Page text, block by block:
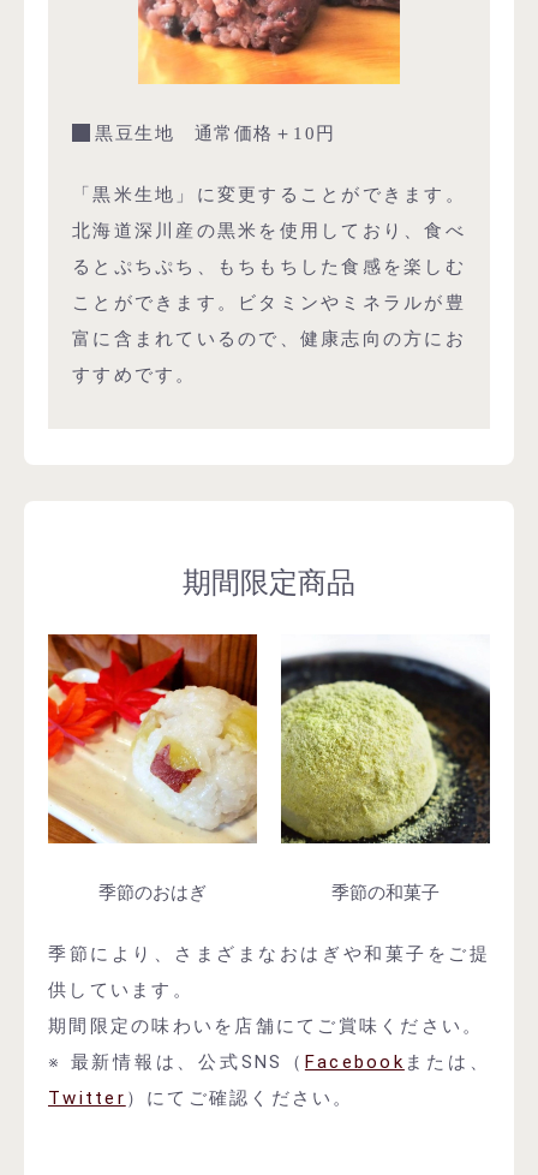
黒豆生地 通常価格＋10円
「黒米生地」に変更することができます。
北海道深川産の黒米を使用しており、食べ
るとぷちぷち、もちもちした食感を楽しむ
ことができます。ビタミンやミネラルが豊
富に含まれているので、健康志向の方にお
すすめです。
期間限定商品
季節のおはぎ 季節の和菓子
季節により、さまざまなおはぎや和菓子をご提
供しています。
期間限定の味わいを店舗にてご賞味ください。
※ 最新情報は、公式SNS（ Facebook または、
Twitter ）にてご確認ください。